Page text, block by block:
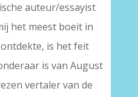
auteur/essayist
het meest boeit in
is het feit
is van August
vertaler van de